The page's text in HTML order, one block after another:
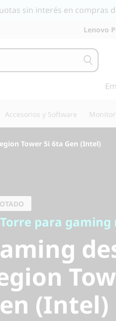
sin interés en compras
Lenovo
Accesorios y Software
Tower 5i 6ta Gen (Intel)
(Intel)
Torre para
(Intel)